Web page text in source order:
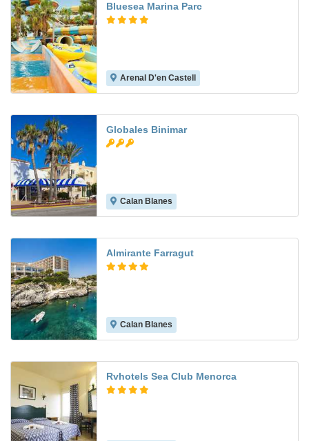
Bluesea Marina Parc
Arenal D'en Castell
Globales Binimar
Calan Blanes
Almirante Farragut
Calan Blanes
Rvhotels Sea Club Menorca